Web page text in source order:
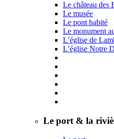
Le château des
Le musée
Le pont habité
Le monument
L’église de
L’église Notre
Le port & la